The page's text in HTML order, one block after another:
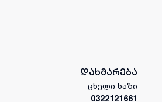
დახმარება
ცხელი ხაზი
0322121661